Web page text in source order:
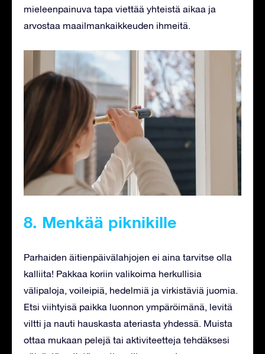
mieleenpainuva tapa viettää yhteistä aikaa ja
arvostaa maailmankaikkeuden ihmeitä.
8. Menkää piknikille
Parhaiden äitienpäivälahjojen ei aina tarvitse olla
kalliita! Pakkaa koriin valikoima herkullisia
välipaloja, voileipiä, hedelmiä ja virkistäviä juomia.
Etsi viihtyisä paikka luonnon ympäröimänä, levitä
viltti ja nauti hauskasta ateriasta yhdessä. Muista
ottaa mukaan pelejä tai aktiviteetteja tehdäksesi